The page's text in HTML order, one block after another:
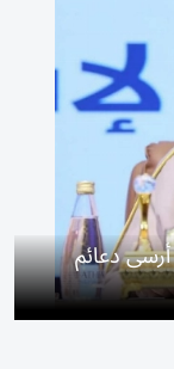
دعائم